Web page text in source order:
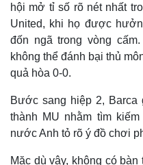
hội mở tỉ số rõ nét nhất
United, khi họ được
đốn ngã trong vòng
không thể đánh bại thủ
quả hòa 0-0.
Bước sang hiệp 2, Barca
thành MU nhằm tìm
nước Anh tỏ rõ ý đồ chơi
Mặc dù vậy, không có